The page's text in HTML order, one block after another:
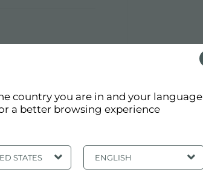
country you are in and your language
a better browsing experience
STATES ENGLISH